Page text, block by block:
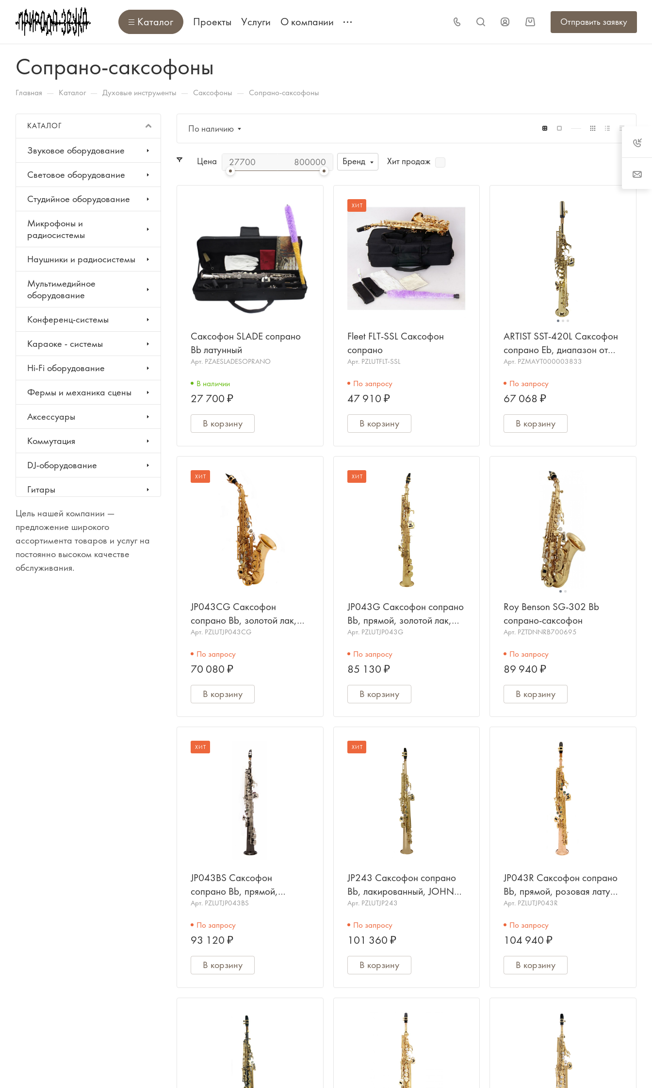
Каталог Проекты Услуги О компании Отправить заявку
Сопрано-саксофоны
Главная — Каталог — Духовые инструменты — Саксофоны — Сопрано-саксофоны
По наличию
Цена Бренд Хит продаж
Саксофон SLADE сопрано
Bb латунный
Арт. PZAESLADESOPRANO
В наличии
27 700 ₽
В корзину
ХИТ
Fleet FLT-SSL Саксофон
сопрано
Арт. PZLUTFLT-SSL
По запросу
47 910 ₽
В корзину
ARTIST SST-420L Саксофон
сопрано Eb, диапазон от
нижней Bb до верхней F,
Арт. PZMAУТ000003833
По запросу
67 068 ₽
В корзину
ХИТ
JP043CG Саксофон
сопрано Bb, золотой лак,
JOHN PACKER
Арт. PZLUTJP043CG
По запросу
70 080 ₽
В корзину
ХИТ
JP043G Саксофон сопрано
Bb, прямой, золотой лак,
JOHN PACKER
Арт. PZLUTJP043G
По запросу
85 130 ₽
В корзину
Roy Benson SG-302 Bb
сопрано-саксофон
Арт. PZTDNNRB700695
По запросу
89 940 ₽
В корзину
ХИТ
JP043BS Саксофон
сопрано Bb, прямой,
черный/серебро, JOHN
Арт. PZLUTJP043BS
По запросу
93 120 ₽
В корзину
ХИТ
JP243 Саксофон сопрано
Bb, лакированный, JOHN
PACKER
Арт. PZLUTJP243
По запросу
101 360 ₽
В корзину
JP043R Саксофон сопрано
Bb, прямой, розовая латунь,
JOHN PACKER
Арт. PZLUTJP043R
По запросу
104 940 ₽
В корзину
КАТАЛОГ
Звуковое оборудование
Световое оборудование
Студийное оборудование
Микрофоны и
радиосистемы
Наушники и радиосистемы
Мультимедийное
оборудование
Конференц-системы
Караоке - системы
Hi-Fi оборудование
Фермы и механика сцены
Аксессуары
Коммутация
DJ-оборудование
Гитары
Клавишные инструменты
Ударные инструменты
Цель нашей компании —
предложение широкого
ассортимента товаров и услуг на
постоянно высоком качестве
обслуживания.